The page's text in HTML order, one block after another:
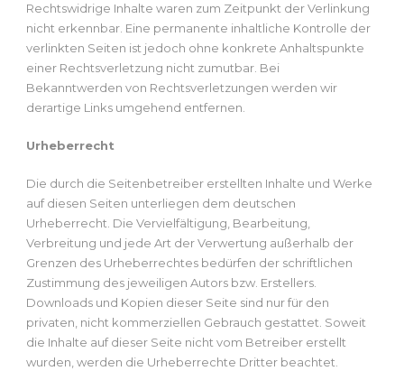
Rechtswidrige Inhalte waren zum Zeitpunkt der Verlinkung
nicht erkennbar. Eine permanente inhaltliche Kontrolle der
verlinkten Seiten ist jedoch ohne konkrete Anhaltspunkte
einer Rechtsverletzung nicht zumutbar. Bei
Bekanntwerden von Rechtsverletzungen werden wir
derartige Links umgehend entfernen.
Urheberrecht
Die durch die Seitenbetreiber erstellten Inhalte und Werke
auf diesen Seiten unterliegen dem deutschen
Urheberrecht. Die Vervielfältigung, Bearbeitung,
Verbreitung und jede Art der Verwertung außerhalb der
Grenzen des Urheberrechtes bedürfen der schriftlichen
Zustimmung des jeweiligen Autors bzw. Erstellers.
Downloads und Kopien dieser Seite sind nur für den
privaten, nicht kommerziellen Gebrauch gestattet. Soweit
die Inhalte auf dieser Seite nicht vom Betreiber erstellt
wurden, werden die Urheberrechte Dritter beachtet.